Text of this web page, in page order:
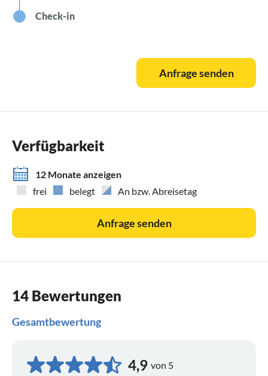
Check-in
Anfrage senden
Verfügbarkeit
12 Monate anzeigen
frei
belegt An bzw. Abreisetag
Anfrage senden
14 Bewertungen
Gesamtbewertung
4,9 von 5